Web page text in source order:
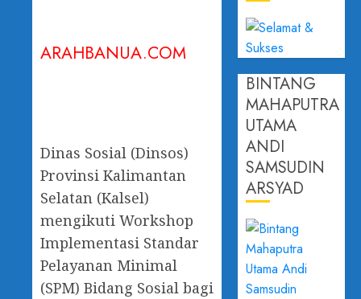
ARAHBANUA.COM
Dinas Sosial (Dinsos)
Provinsi Kalimantan
Selatan (Kalsel)
mengikuti Workshop
Implementasi Standar
Pelayanan Minimal
(SPM) Bidang Sosial bagi
BINTANG
MAHAPUTRA
UTAMA
ANDI
SAMSUDIN
ARSYAD